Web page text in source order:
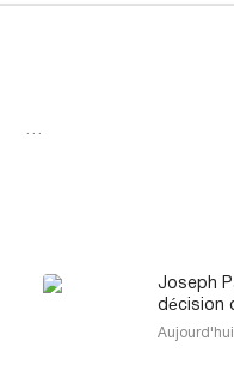
…
Joseph
décision